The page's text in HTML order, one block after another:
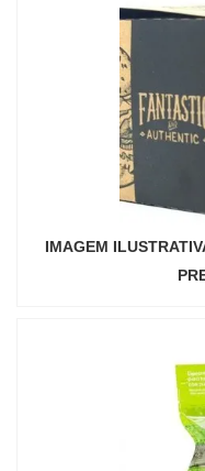
IMAGEM